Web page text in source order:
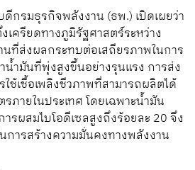
กรมธุรกิจพลังงาน (ธพ.) เปิดเผยว่า
ครียดทางภูมิรัฐศาสตร์ระหว่าง
นที่ส่งผลกระทบต่อเสถียรภาพในการ
ำมันที่พุ่งสูงขึ้นอย่างรุนแรง การส่ง
ใช้เชื้อเพลิงชีวภาพที่สามารถผลิตได้
ภายในประเทศ โดยเฉพาะน้ำมัน
รผสมไบโอดีเซลสูงถึงร้อยละ 20 จึง
ารสร้างความมั่นคงทางพลังงาน